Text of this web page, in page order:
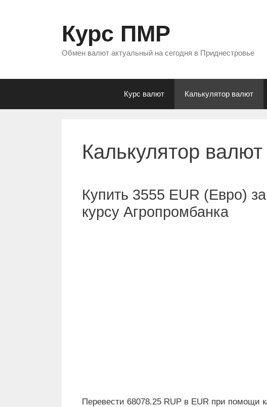
Курс ПМР
Обмен валют актуальный на сегодня в Приднестровье
Курс валют Калькулятор валют
Калькулятор валют
Купить 3555 EUR (Евро)
курсу Агропромбанка
Перевести 68078.25 RUP в EUR при помощи